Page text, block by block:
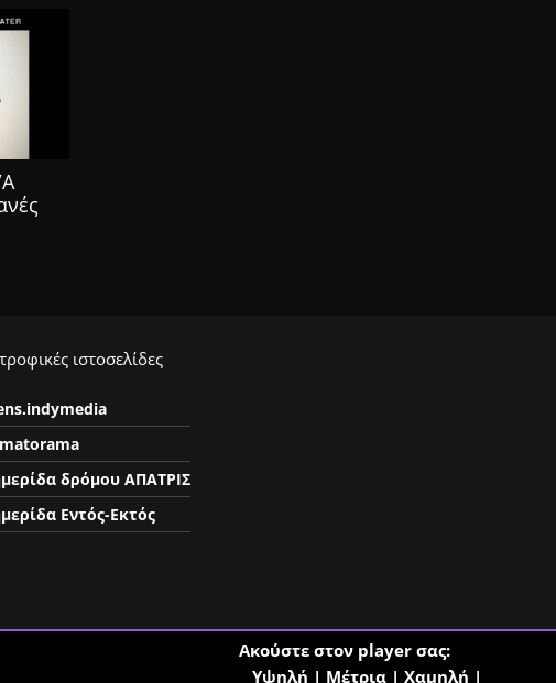
ιστοσελίδες
δρόμου ΑΠΑΤΡΙΣ
Εντός-Εκτός
Ακούστε στον player σας:
Υψηλή | Μέτρια| Χαμηλή |